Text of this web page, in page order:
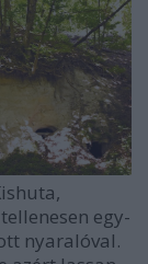
egy-
nyaralóval.